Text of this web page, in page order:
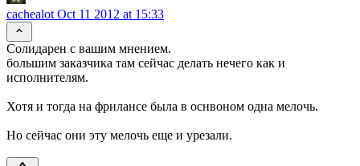
cachealot Oct 11 2012 at 15:33
Солидарен с вашим мнением.
большим заказчика там сейчас делать нечего как и
исполнителям.
Хотя и тогда на фрилансе была в оснвоном одна мелочь.
Но сейчас они эту мелочь еще и урезали.